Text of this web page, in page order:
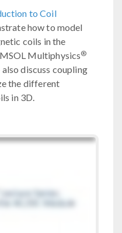
to Coil
how to model
coils in the
Multiphysics®
discuss coupling
the different
in 3D.